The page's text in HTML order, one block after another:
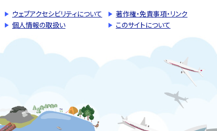
ウェブアクセシビリティについて
著作権・免責事項・リンク
個人情報の取扱い
このサイトについて